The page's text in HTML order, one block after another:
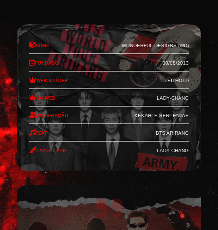
Nome Wonderful Designs (WD)
Fundado 30/08/2013
Web-Master Leithold
Co-Web Lady-Chang
Moderação Kekahi e Serpentae
Feat BTS Arirang
Layout por Lady-Chang